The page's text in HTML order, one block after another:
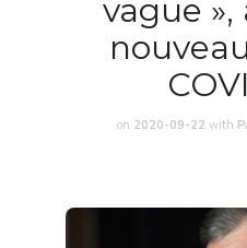
vague »,
on 2020-09-22 with